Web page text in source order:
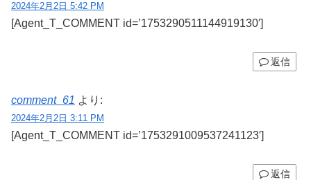
2024年2月2日 5:42 PM
[Agent_T_COMMENT id=’1753290511144919130′]
返信
comment_61 より:
2024年2月2日 3:11 PM
[Agent_T_COMMENT id=’1753291009537241123′]
返信